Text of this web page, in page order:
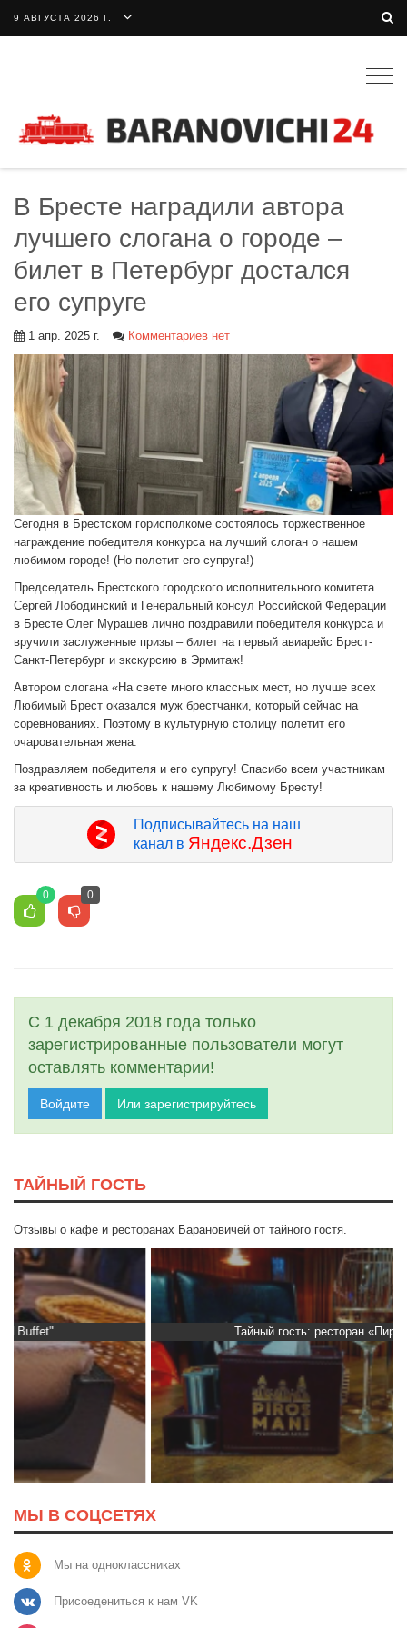
9 АВГУСТА 2026 Г.
В Бресте наградили автора
лучшего слогана о городе –
билет в Петербург достался
его супруге
1 апр. 2025 г. Комментариев нет
Сегодня в Брестском горисполкоме состоялось торжественное
награждение победителя конкурса на лучший слоган о нашем
любимом городе! (Но полетит его супруга!)
Председатель Брестского городского исполнительного комитета
Сергей Лободинский и Генеральный консул Российской Федерации
в Бресте Олег Мурашев лично поздравили победителя конкурса и
вручили заслуженные призы – билет на первый авиарейс Брест-
Санкт-Петербург и экскурсию в Эрмитаж!
Автором слогана «На свете много классных мест, но лучше всех
Любимый Брест оказался муж брестчанки, который сейчас на
соревнованиях. Поэтому в культурную столицу полетит его
очаровательная жена.
Поздравляем победителя и его супругу! Спасибо всем участникам
за креативность и любовь к нашему Любимому Бресту!
Подписывайтесь на наш
канал в Яндекс.Дзен
0 0
С 1 декабря 2018 года только
зарегистрированные пользователи могут
оставлять комментарии!
Войдите Или зарегистрируйтесь
ТАЙНЫЙ ГОСТЬ
Отзывы о кафе и ресторанах Барановичей от тайного гостя.
Тайный гость: ресторан «Пиросмани»
МЫ В СОЦСЕТЯХ
Мы на одноклассниках
Присоедениться к нам VK